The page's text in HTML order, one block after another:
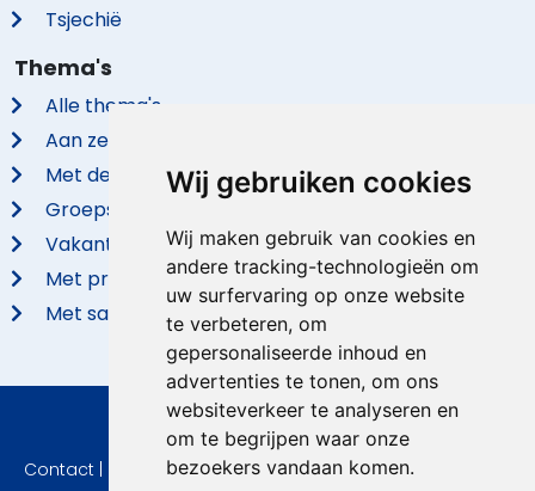
Wij gebruiken cookies
Wij maken gebruik van cookies en
andere tracking-technologieën om
uw surfervaring op onze website
te verbeteren, om
gepersonaliseerde inhoud en
advertenties te tonen, om ons
websiteverkeer te analyseren en
om te begrijpen waar onze
bezoekers vandaan komen.
Tsjechië
Thema's
Alle thema's
Aan zee
Met de hond
Groepsaccommodaties
Vakantieparken
Met privé zwembad
Met sauna
© 2026 VidaVilla.com
Contact | Privacy|Cookie instellingen|Herroepingsrecht